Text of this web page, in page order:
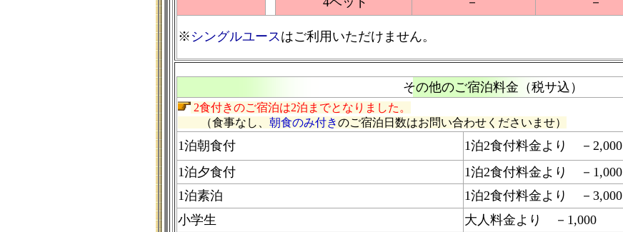
※ シングルユースはご利用いただけません。
その他のご宿泊料金（税サ込）
2食付きのご宿泊は2泊までとなりました。
（食事なし、 朝食のみ付きのご宿泊日数はお問い合わせくださいませ）
1泊朝食付
1泊2食付料金より －2,000
1泊夕食付
1泊2食付料金より －1,000
1泊素泊
1泊2食付料金より －3,000
小学生
大人料金より －1,000